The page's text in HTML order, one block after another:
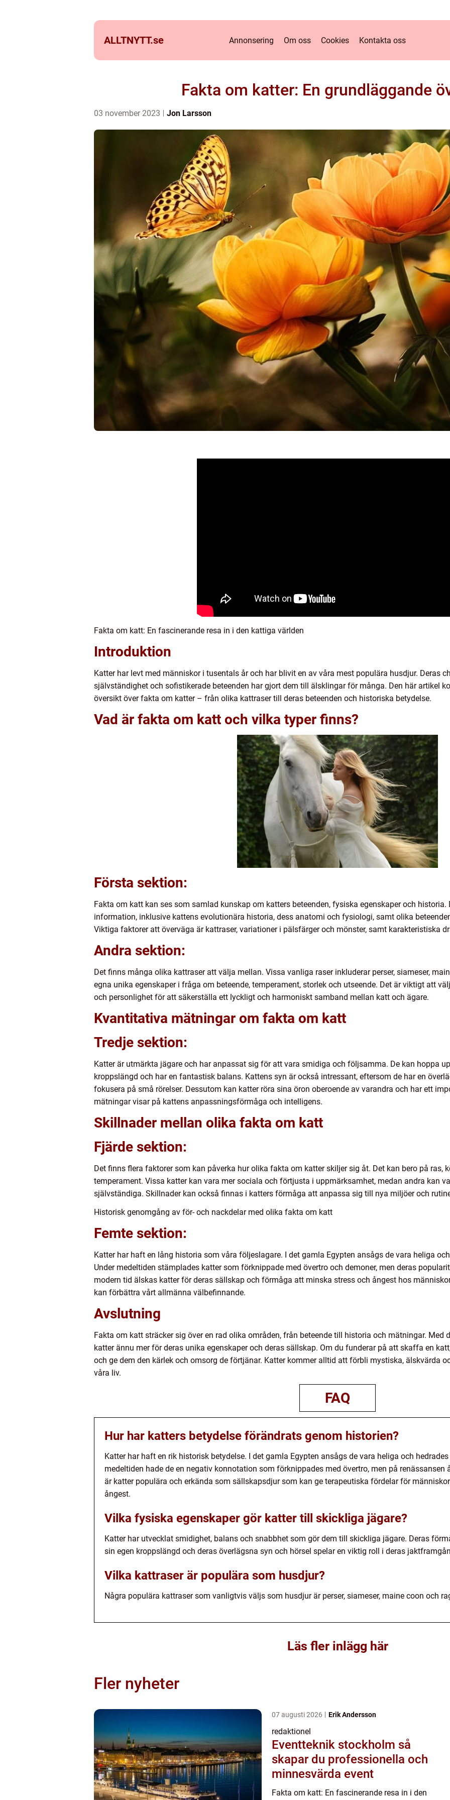
ALLTNYTT.se Annonsering Om oss Cookies Kontakta oss
Fakta om katter: En grundläggande
03 november 2023 Jon Larsson
Fakta om katt: En fascinerande resa in i den kattiga världen
Introduktion
Katter har levt med människor i tusentals år och har blivit en av våra mest populära husdjur. Deras
självständighet och sofistikerade beteenden har gjort dem till älsklingar för många. Den här artikel
översikt över fakta om katter – från olika kattraser till deras beteenden och historiska betydelse.
Vad är fakta om katt och vilka typer finns?
Första sektion:
Fakta om katt kan ses som samlad kunskap om katters beteenden, fysiska egenskaper och
information, inklusive kattens evolutionära historia, dess anatomi och fysiologi, samt olika
Viktiga faktorer att överväga är kattraser, variationer i pälsfärger och mönster, samt karakteristiska
Andra sektion:
Det finns många olika kattraser att välja mellan. Vissa vanliga raser inkluderar perser, siameser,
egna unika egenskaper i fråga om beteende, temperament, storlek och utseende. Det är viktigt att
och personlighet för att säkerställa ett lyckligt och harmoniskt samband mellan katt och ägare.
Kvantitativa mätningar om fakta om katt
Tredje sektion:
Katter är utmärkta jägare och har anpassat sig för att vara smidiga och följsamma. De kan hoppa
kroppslängd och har en fantastisk balans. Kattens syn är också intressant, eftersom de har en
fokusera på små rörelser. Dessutom kan katter röra sina öron oberoende av varandra och har ett
mätningar visar på kattens anpassningsförmåga och intelligens.
Skillnader mellan olika fakta om katt
Fjärde sektion:
Det finns flera faktorer som kan påverka hur olika fakta om katter skiljer sig åt. Det kan bero på ras,
temperament. Vissa katter kan vara mer sociala och förtjusta i uppmärksamhet, medan andra kan
självständiga. Skillnader kan också finnas i katters förmåga att anpassa sig till nya miljöer och
Historisk genomgång av för- och nackdelar med olika fakta om katt
Femte sektion:
Katter har haft en lång historia som våra följeslagare. I det gamla Egypten ansågs de vara heliga
Under medeltiden stämplades katter som förknippade med övertro och demoner, men deras
modern tid älskas katter för deras sällskap och förmåga att minska stress och ångest hos
kan förbättra vårt allmänna välbefinnande.
Avslutning
Fakta om katt sträcker sig över en rad olika områden, från beteende till historia och mätningar. Med
katter ännu mer för deras unika egenskaper och deras sällskap. Om du funderar på att skaffa en
och ge dem den kärlek och omsorg de förtjänar. Katter kommer alltid att förbli mystiska, älskvärda
våra liv.
FAQ
Hur har katters betydelse förändrats genom historien?
Katter har haft en rik historisk betydelse. I det gamla Egypten ansågs de vara heliga och
medeltiden hade de en negativ konnotation som förknippades med övertro, men på renässansen
är katter populära och erkända som sällskapsdjur som kan ge terapeutiska fördelar för
ångest.
Vilka fysiska egenskaper gör katter till skickliga jägare?
Katter har utvecklat smidighet, balans och snabbhet som gör dem till skickliga jägare. Deras
sin egen kroppslängd och deras överlägsna syn och hörsel spelar en viktig roll i deras
Vilka kattraser är populära som husdjur?
Några populära kattraser som vanligtvis väljs som husdjur är perser, siameser, maine coon och
Läs fler inlägg här
Fler nyheter
07 augusti 2026 Erik Andersson
redaktionel
Eventteknik stockholm så
skapar du professionella och
minnesvärda event
Fakta om katt: En fascinerande resa in i den